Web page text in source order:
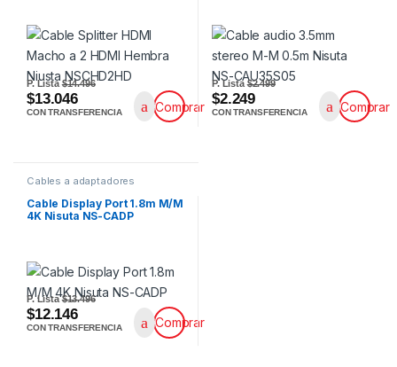
P. Lista$14.496
$13.046
CON TRANSFERENCIA Comprar
P. Lista$2.499
$2.249
CON TRANSFERENCIA Comprar
Cables a adaptadores
Cable Display Port 1.8m M/M
4K Nisuta NS-CADP
P. Lista$13.496
$12.146
CON TRANSFERENCIA Comprar